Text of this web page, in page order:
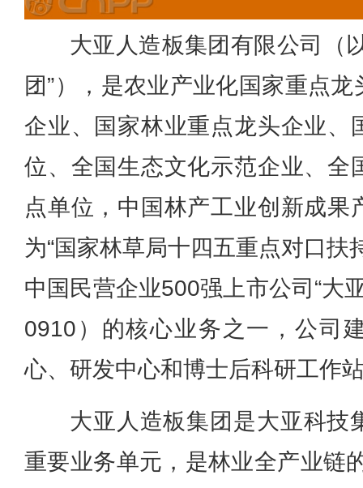
大亚人造板集团有限公司（
团”），是农业产业化国家重点
企业、国家林业重点龙头企业、
位、全国生态文化示范企业、全
点单位，中国林产工业创新成果
为“国家林草局十四五重点对口扶
中国民营企业500强上市公司“大
0910）的核心业务之一，公司
心、研发中心和博士后科研工作
大亚人造板集团是大亚科技
重要业务单元，是林业全产业链